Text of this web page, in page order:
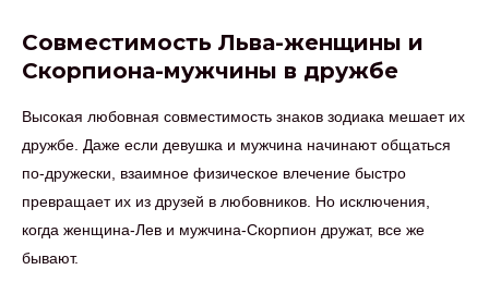
Совместимость Льва-женщины и
Скорпиона-мужчины в дружбе
Высокая любовная совместимость знаков зодиака мешает их
дружбе. Даже если девушка и мужчина начинают общаться
по-дружески, взаимное физическое влечение быстро
превращает их из друзей в любовников. Но исключения,
когда женщина-Лев и мужчина-Скорпион дружат, все же
бывают.